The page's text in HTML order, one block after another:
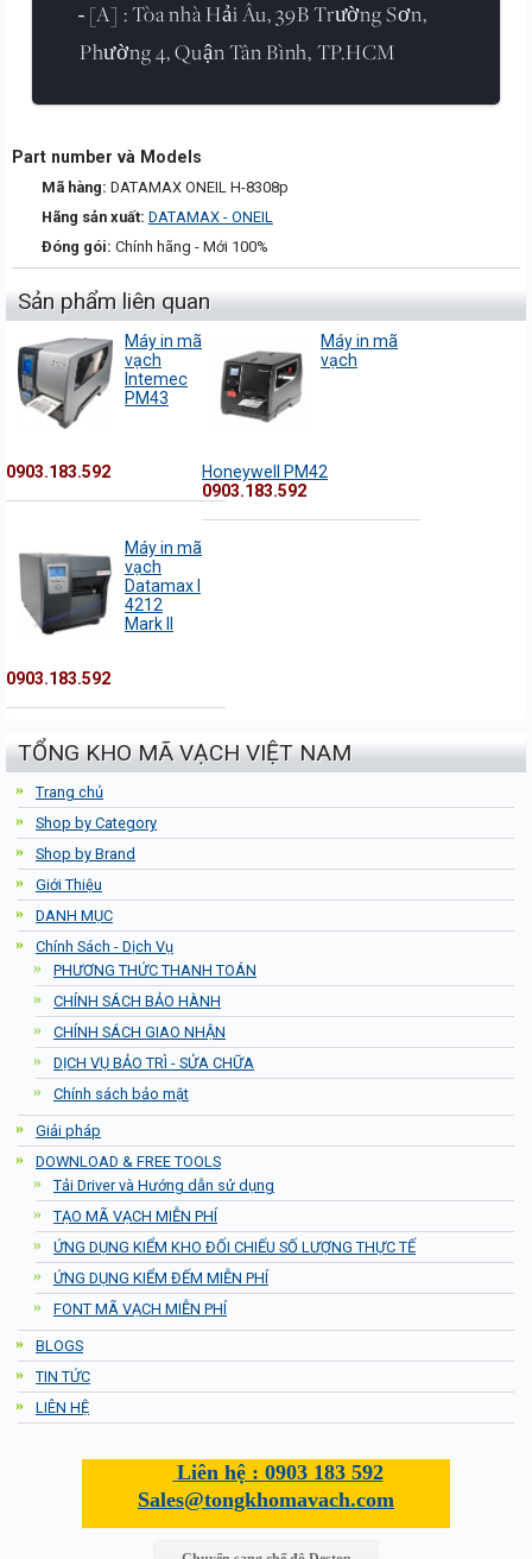
- [A] : Tòa nhà Hải Âu, 39B Trường Sơn,
Phường 4, Quận Tân Bình, TP.HCM
Part number và Models
Mã hàng: DATAMAX ONEIL H-8308p
Hãng sản xuất: DATAMAX - ONEIL
Đóng gói: Chính hãng - Mới 100%
Sản phẩm liên quan
Máy in mã
vạch
Intemec
PM43
0903.183.592
Máy in mã
vạch
Honeywell PM42
0903.183.592
Máy in mã
vạch
Datamax I
4212
Mark II
0903.183.592
TỔNG KHO MÃ VẠCH VIỆT NAM
Trang chủ
Shop by Category
Shop by Brand
Giới Thiệu
DANH MỤC
Chính Sách - Dịch Vụ
PHƯƠNG THỨC THANH TOÁN
CHÍNH SÁCH BẢO HÀNH
CHÍNH SÁCH GIAO NHẬN
DỊCH VỤ BẢO TRÌ - SỬA CHỮA
Chính sách bảo mật
Giải pháp
DOWNLOAD & FREE TOOLS
Tải Driver và Hướng dẫn sử dụng
TẠO MÃ VẠCH MIỄN PHÍ
ỨNG DỤNG KIỂM KHO ĐỐI CHIẾU SỐ LƯỢNG THỰC TẾ
ỨNG DỤNG KIỂM ĐẾM MIỄN PHÍ
FONT MÃ VẠCH MIỄN PHÍ
BLOGS
TIN TỨC
LIÊN HỆ
Liên hệ : 0903 183 592
Sales@tongkhomavach.com